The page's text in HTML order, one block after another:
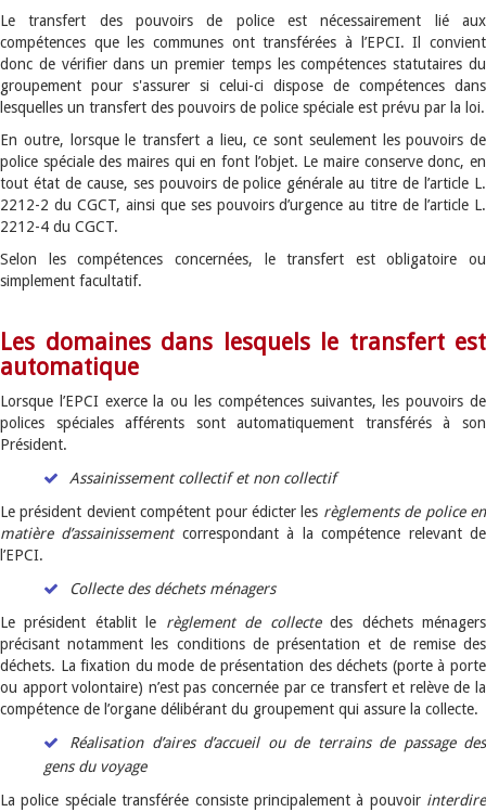
Le transfert des pouvoirs de police est nécessairement lié aux
compétences que les communes ont transférées à l’EPCI. Il convient
donc de vérifier dans un premier temps les compétences statutaires du
groupement pour s'assurer si celui-ci dispose de compétences dans
lesquelles un transfert des pouvoirs de police spéciale est prévu par la loi.
En outre, lorsque le transfert a lieu, ce sont seulement les pouvoirs de
police spéciale des maires qui en font l’objet. Le maire conserve donc, en
tout état de cause, ses pouvoirs de police générale au titre de l’article L.
2212-2 du CGCT, ainsi que ses pouvoirs d’urgence au titre de l’article L.
2212-4 du CGCT.
Selon les compétences concernées, le transfert est obligatoire ou
simplement facultatif.
Les domaines dans lesquels le transfert est
automatique
Lorsque l’EPCI exerce la ou les compétences suivantes, les pouvoirs de
polices spéciales afférents sont automatiquement transférés à son
Président.
Assainissementcollectif et non collectif
Le président devient compétent pour édicter les règlements de police en
matière d’assainissementcorrespondant à la compétence relevant de
l’EPCI.
Collecte des déchets ménagers
Le président établit le règlement de collectedes déchets ménagers
précisant notamment les conditions de présentation et de remise des
déchets. La fixation du mode de présentation des déchets (porte à porte
ou apport volontaire) n’est pas concernée par ce transfert et relève de la
compétence de l’organe délibérant du groupement qui assure la collecte.
Réalisation d’aires d’accueil ou de terrains de passage des
gens du voyage
La police spéciale transférée consiste principalement à pouvoir interdire